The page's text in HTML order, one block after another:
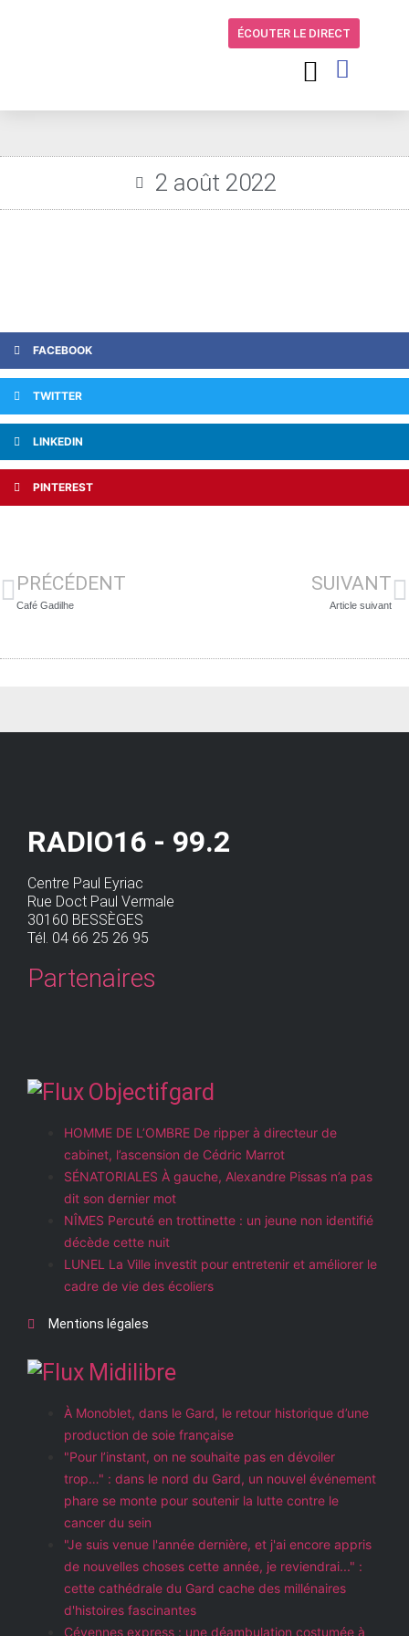
ÉCOUTER LE DIRECT
2 août 2022
FACEBOOK
TWITTER
LINKEDIN
PINTEREST
PRÉCÉDENT
Café Gadilhe
SUIVANT
Article suivant
RADIO16 - 99.2
Centre Paul Eyriac
Rue Doct Paul Vermale
30160 BESSÈGES
Tél. 04 66 25 26 95
Partenaires
Objectifgard
HOMME DE L’OMBRE De ripper à directeur de
cabinet, l’ascension de Cédric Marrot
SÉNATORIALES À gauche, Alexandre Pissas n’a pas
dit son dernier mot
NÎMES Percuté en trottinette : un jeune non identifié
décède cette nuit
LUNEL La Ville investit pour entretenir et améliorer le
cadre de vie des écoliers
Mentions légales
Midilibre
À Monoblet, dans le Gard, le retour historique d’une
production de soie française
"Pour l’instant, on ne souhaite pas en dévoiler
trop…" : dans le nord du Gard, un nouvel événement
phare se monte pour soutenir la lutte contre le
cancer du sein
"Je suis venue l'année dernière, et j'ai encore appris
de nouvelles choses cette année, je reviendrai..." :
cette cathédrale du Gard cache des millénaires
d'histoires fascinantes
Cévennes express : une déambulation costumée à